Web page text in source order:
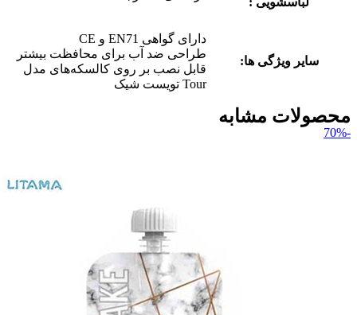
سایر ویژگی ها:
دارای گواهی EN71 و CE
طراحی ضد آب برای محافظت بیشتر
قابل نصب بر روی کالسکه‌های مدل
Tour تویست شیک
محصولات مشابه
-70%